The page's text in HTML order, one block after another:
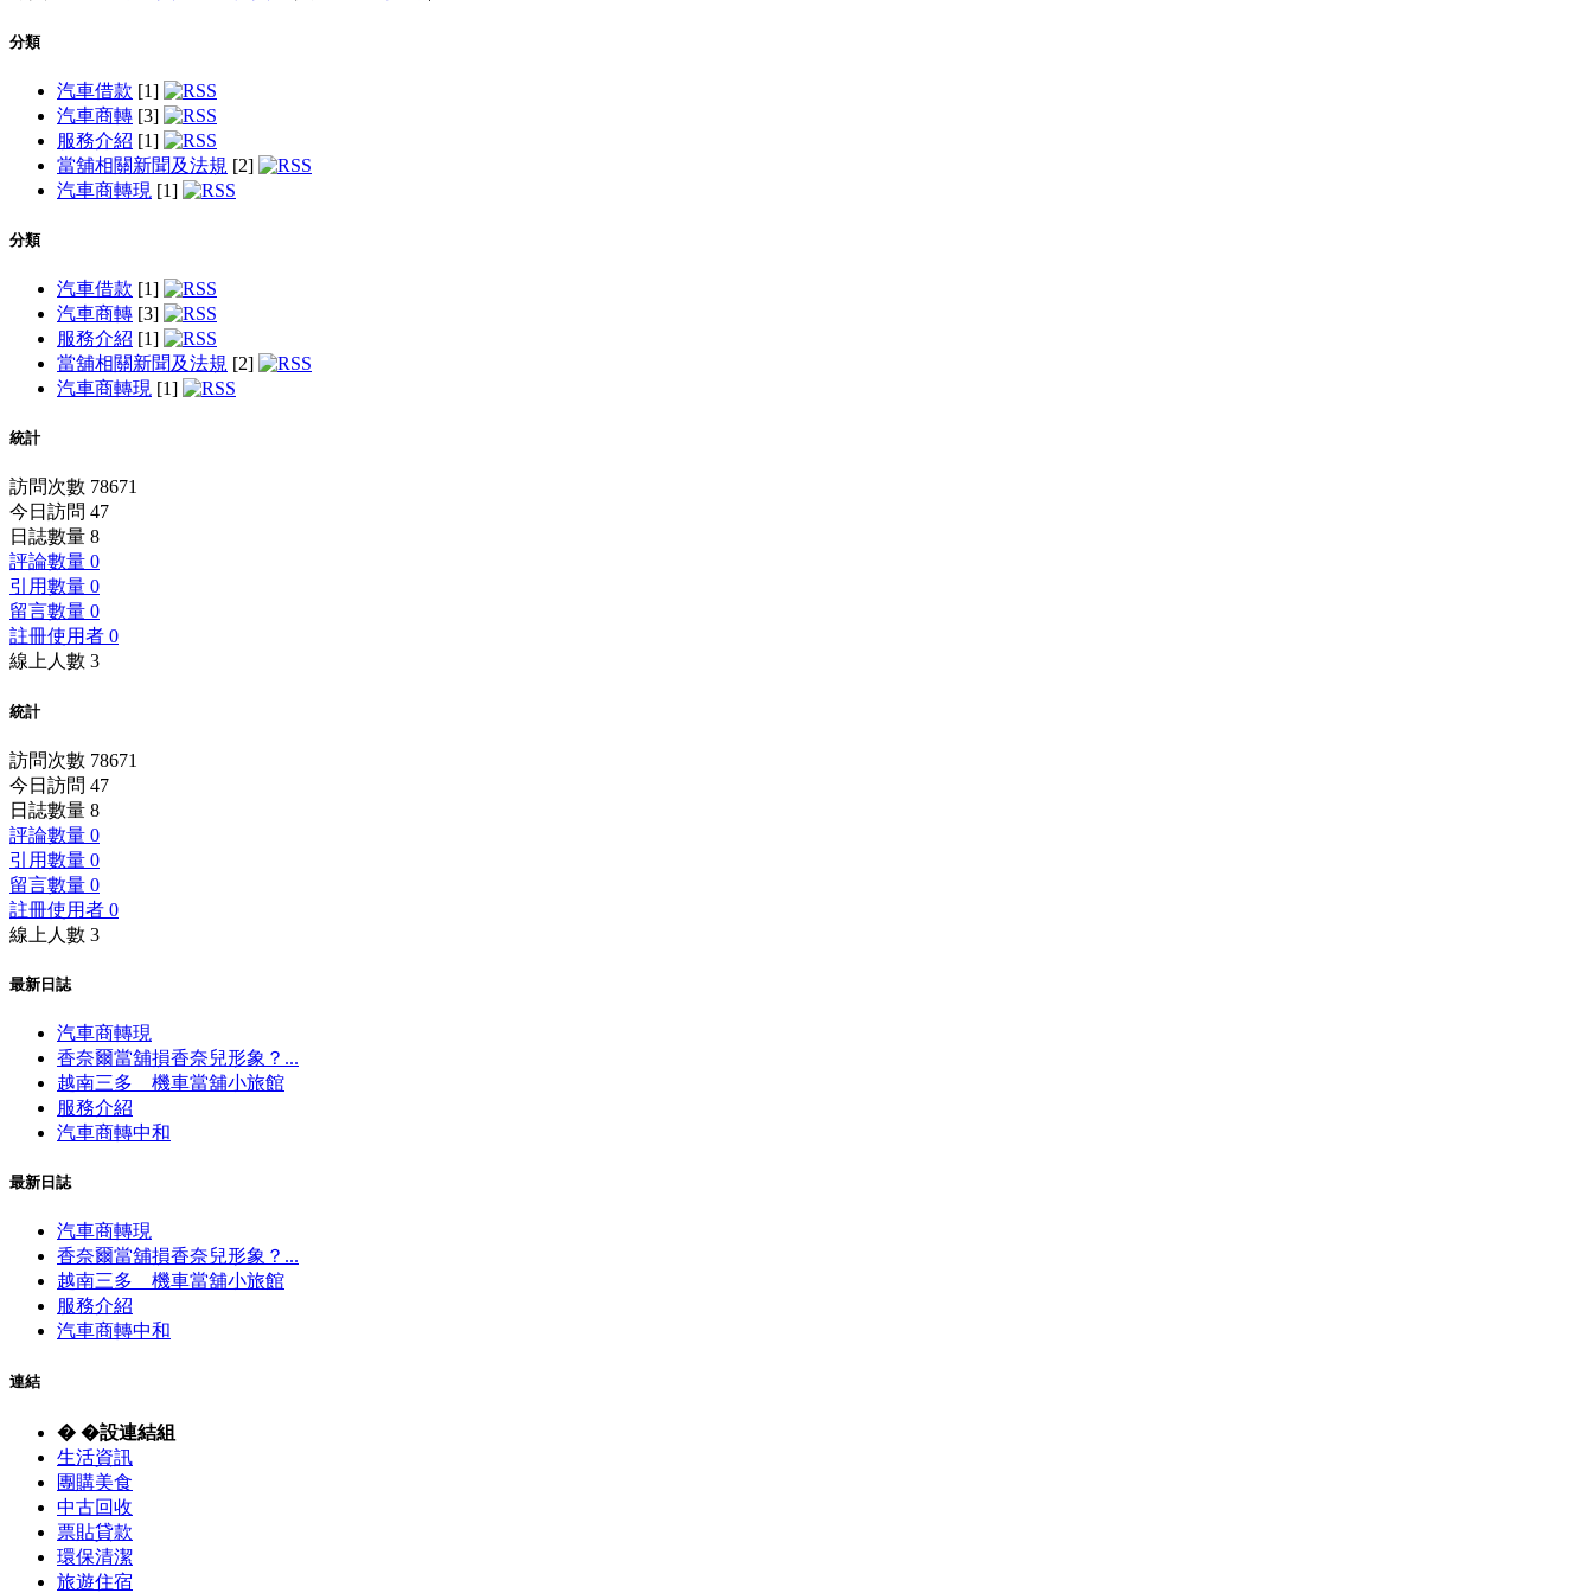
分類
汽車借款 [1]
汽車商轉 [3]
服務介紹 [1]
當舖相關新聞及法規 [2]
汽車商轉現 [1]
分類
汽車借款 [1]
汽車商轉 [3]
服務介紹 [1]
當舖相關新聞及法規 [2]
汽車商轉現 [1]
統計
訪問次數 78671
今日訪問 47
日誌數量 8
評論數量 0
引用數量 0
留言數量 0
註冊使用者 0
線上人數 3
統計
訪問次數 78671
今日訪問 47
日誌數量 8
評論數量 0
引用數量 0
留言數量 0
註冊使用者 0
線上人數 3
最新日誌
汽車商轉現
香奈爾當舖損香奈兒形象？...
越南三多 機車當舖小旅館
服務介紹
汽車商轉中和
最新日誌
汽車商轉現
香奈爾當舖損香奈兒形象？...
越南三多 機車當舖小旅館
服務介紹
汽車商轉中和
連結
� �設連結組
生活資訊
團購美食
中古回收
票貼貸款
環保清潔
旅遊住宿